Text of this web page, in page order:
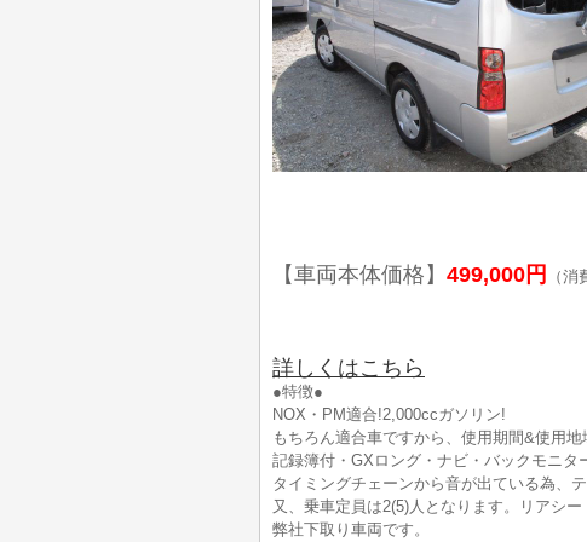
【車両本体価格】 499,000円 （消
詳しくはこちら
●特徴●
NOX・PM適合!2,000ccガソリン!
もちろん適合車ですから、使用期間&使用
記録簿付・GXロング・ナビ・バックモニタ
タイミングチェーンから音が出ている為、
又、乗車定員は2(5)人となります。リアシー
弊社下取り車両です。